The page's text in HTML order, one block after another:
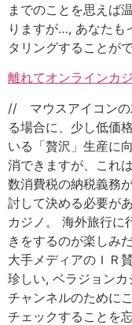
までのことを思えば
りますが…, あなたも
タリングすることが
離れてオンラインカ
// マウスアイコンの
る場合に、少し低価
いる「贅沢」生産に
消できますが、これ
数消費税の納税義務
討して決める必要が
カジノ。 海外旅行に
きをするのが楽しみ
大手メディアのＩＲ
珍しい, ベラジョン
チャンネルのために
チェックすることを